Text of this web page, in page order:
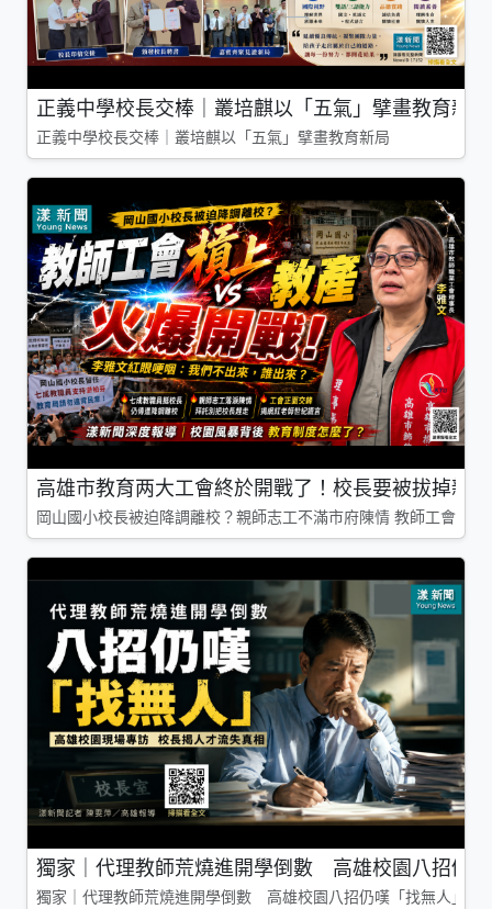
正義中學校長交棒｜叢培麒以「五氣」擘畫教育新局
正義中學校長交棒｜叢培麒以「五氣」擘畫教育新局
高雄市教育两大工會終於開戰了！校長要被拔掉親
岡山國小校長被迫降調離校？親師志工不滿市府陳情 教師工會槓
獨家｜代理教師荒燒進開學倒數 高雄校園八招仍
獨家｜代理教師荒燒進開學倒數 高雄校園八招仍嘆「找無人」